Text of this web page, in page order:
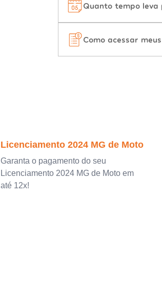
Quanto tempo leva
Como acessar
Licenciamento 2024 MG de Moto
Garanta o pagamento do seu
Licenciamento 2024 MG de Moto em
até 12x!